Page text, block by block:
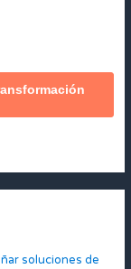
soluciones de